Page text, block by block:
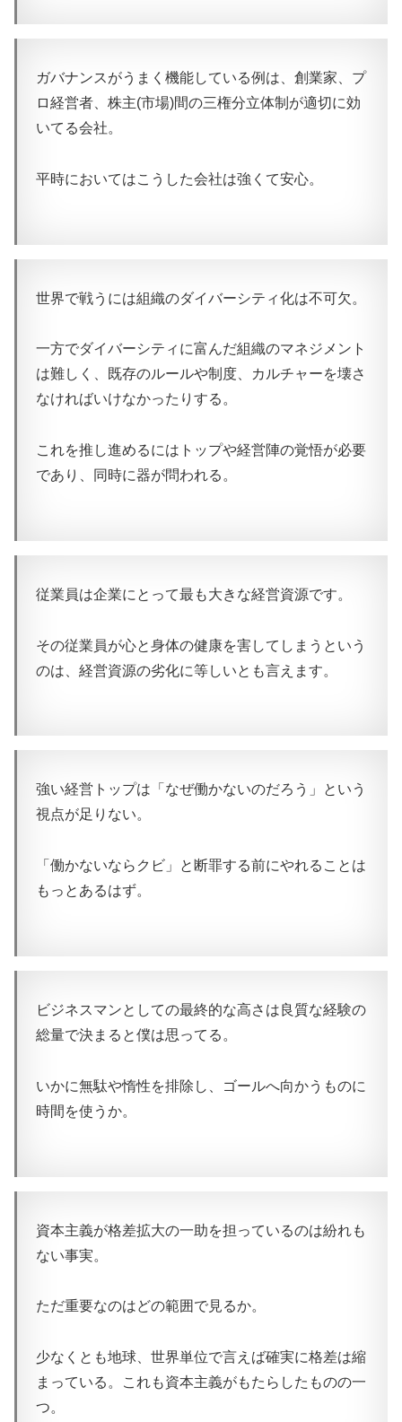
ガバナンスがうまく機能している例は、創業家、プ
ロ経営者、株主(市場)間の三権分立体制が適切に効
いてる会社。
平時においてはこうした会社は強くて安心。
世界で戦うには組織のダイバーシティ化は不可欠。
一方でダイバーシティに富んだ組織のマネジメント
は難しく、既存のルールや制度、カルチャーを壊さ
なければいけなかったりする。
これを推し進めるにはトップや経営陣の覚悟が必要
であり、同時に器が問われる。
従業員は企業にとって最も大きな経営資源です。
その従業員が心と身体の健康を害してしまうという
のは、経営資源の劣化に等しいとも言えます。
強い経営トップは「なぜ働かないのだろう」という
視点が足りない。
「働かないならクビ」と断罪する前にやれることは
もっとあるはず。
ビジネスマンとしての最終的な高さは良質な経験の
総量で決まると僕は思ってる。
いかに無駄や惰性を排除し、ゴールへ向かうものに
時間を使うか。
資本主義が格差拡大の一助を担っているのは紛れも
ない事実。
ただ重要なのはどの範囲で見るか。
少なくとも地球、世界単位で言えば確実に格差は縮
まっている。これも資本主義がもたらしたものの一
つ。